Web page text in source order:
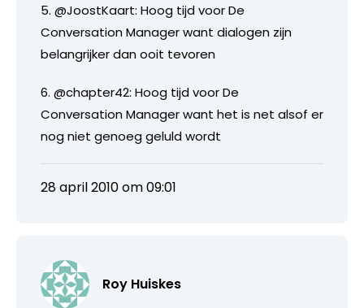
5. @JoostKaart: Hoog tijd voor De
Conversation Manager want dialogen zijn
belangrijker dan ooit tevoren
6. @chapter42: Hoog tijd voor De
Conversation Manager want het is net alsof er
nog niet genoeg geluld wordt
28 april 2010 om 09:01
Roy Huiskes